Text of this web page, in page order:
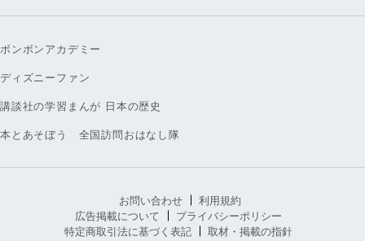
ボンボンアカデミー
ディズニーファン
講談社の学習まんが 日本の歴史
本とあそぼう 全国訪問おはなし隊
お問い合わせ
利用規約
広告掲載について
プライバシーポリシー
特定商取引法に基づく表記
取材・掲載の指針